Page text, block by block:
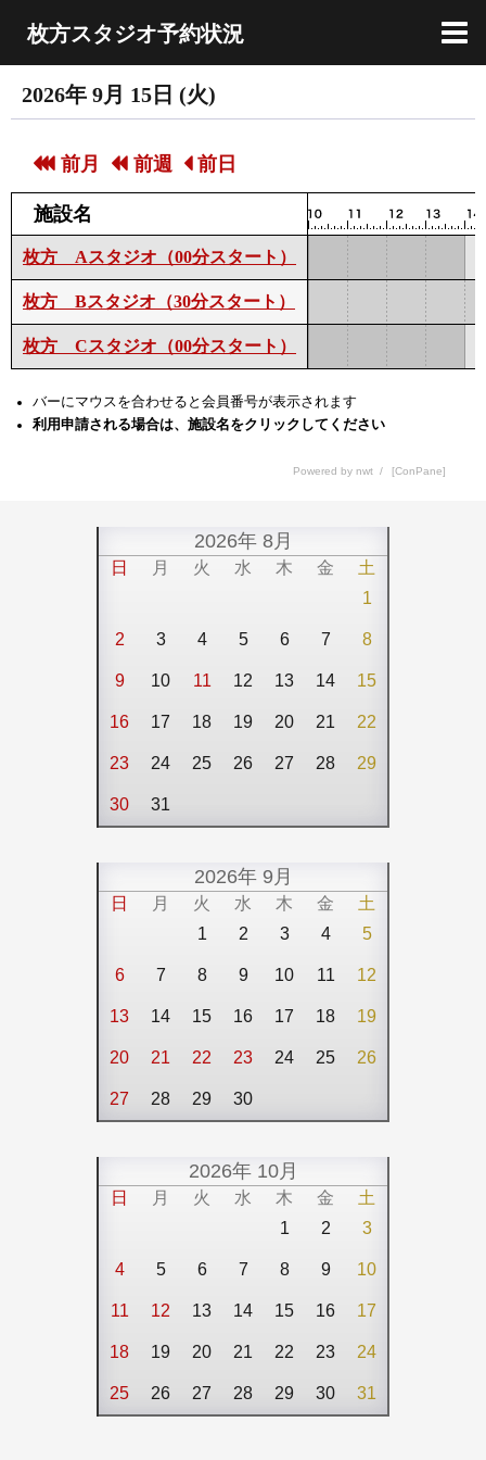
枚方スタジオ予約状況
2026年 8月
日 月 火 水 木 金
土
1
2 3 4 5 6 7 8
9 10 11 12 13 14 15
16 17 18 19 20 21 22
23 24 25 26 27 28 29
30 31
2026年 9月
日 月 火 水 木 金
土
1
2 3 4 5
6 7 8 9 10 11 12
13 14 15 16 17 18 19
20 21 22 23 24 25 26
27 28 29 30
2026年 10月
日 月 火 水 木 金
土
1
2 3
4 5 6 7 8 9 10
11 12 13 14 15 16 17
18 19 20 21 22 23 24
25 26 27 28 29 30 31
2026年 9月 15日 (火)
前月 前週 前日
施設名
枚方 Aスタジオ（00分スタート）
枚方 Bスタジオ（30分スタート）
枚方 Cスタジオ（00分スタート）
バーにマウスを合わせると会員番号が表示されます
利用申請される場合は、施設名をクリックしてください
Powered by nwt / [ConPane]